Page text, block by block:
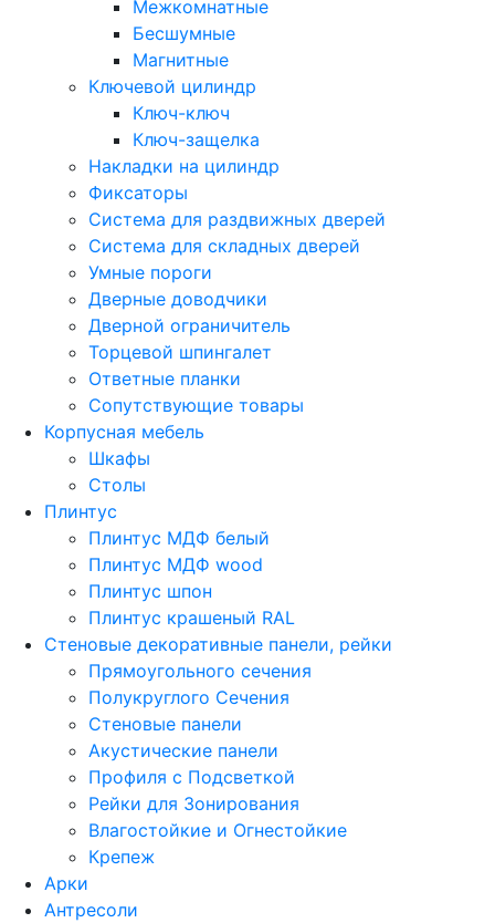
Межкомнатные
Бесшумные
Магнитные
Ключевой цилиндр
Ключ-ключ
Ключ-защелка
Накладки на цилиндр
Фиксаторы
Система для раздвижных дверей
Система для складных дверей
Умные пороги
Дверные доводчики
Дверной ограничитель
Торцевой шпингалет
Ответные планки
Сопутствующие товары
Корпусная мебель
Шкафы
Столы
Плинтус
Плинтус МДФ белый
Плинтус МДФ wood
Плинтус шпон
Плинтус крашеный RAL
Стеновые декоративные панели, рейки
Прямоугольного сечения
Полукруглого Сечения
Стеновые панели
Акустические панели
Профиля с Подсветкой
Рейки для Зонирования
Влагостойкие и Огнестойкие
Крепеж
Арки
Антресоли